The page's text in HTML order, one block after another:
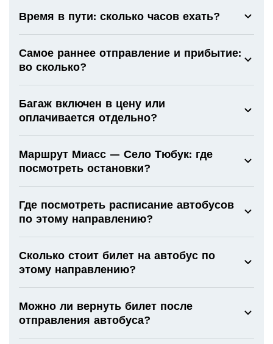
Время в пути: сколько часов ехать?
Самое раннее отправление и прибытие:
во сколько?
Багаж включен в цену или
оплачивается отдельно?
Маршрут Миасс — Село Тюбук: где
посмотреть остановки?
Где посмотреть расписание автобусов
по этому направлению?
Сколько стоит билет на автобус по
этому направлению?
Можно ли вернуть билет после
отправления автобуса?